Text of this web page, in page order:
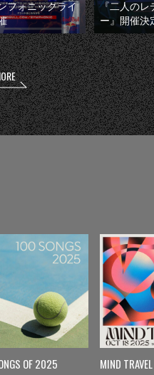
フォニックライ
『二人のレ
ー』開催決
OF 2025 MIND TRAVEL